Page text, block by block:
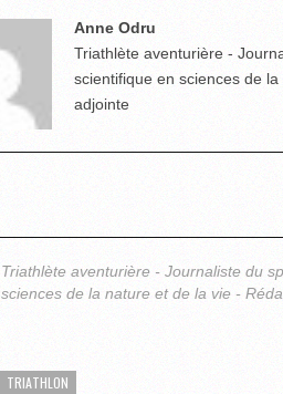
Anne Odru
Triathlète aventurière -
scientifique en sciences de
adjointe
Triathlète aventurière - Journaliste du
sciences de la nature et de la vie -
TRIATHLON